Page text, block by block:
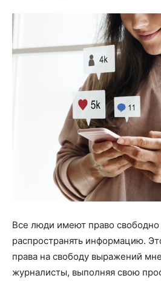
Все люди имеют право свободно
распространять информацию.
права на свободу выражений
журналисты, выполняя свою